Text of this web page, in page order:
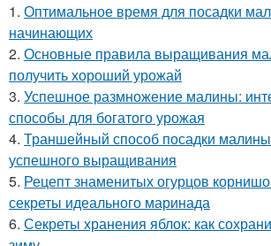
1. Оптимальное время для посадки
начинающих
2. Основные правила выращивания
получить хороший урожай
3. Успешное размножение малины:
способы для богатого урожая
4. Траншейный способ посадки
успешного выращивания
5. Рецепт знаменитых огурцов
секреты идеального маринада
6. Секреты хранения яблок: как